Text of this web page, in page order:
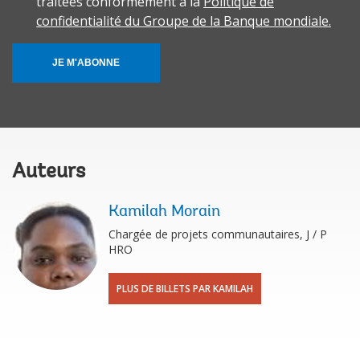
confidentialité du Groupe de la Banque mondiale.
JE M'ABONNE
Auteurs
Kamilah Morain
Chargée de projets communautaires, J / P
HRO
PLUS DE BILLETS PAR KAMILAH